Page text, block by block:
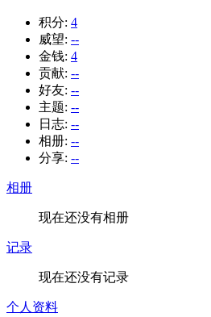
积分: 4
威望: --
金钱: 4
贡献: --
好友: --
主题: --
日志: --
相册: --
分享: --
相册
现在还没有相册
记录
现在还没有记录
个人资料